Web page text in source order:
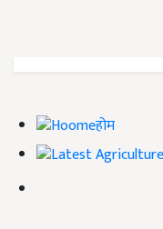
होम